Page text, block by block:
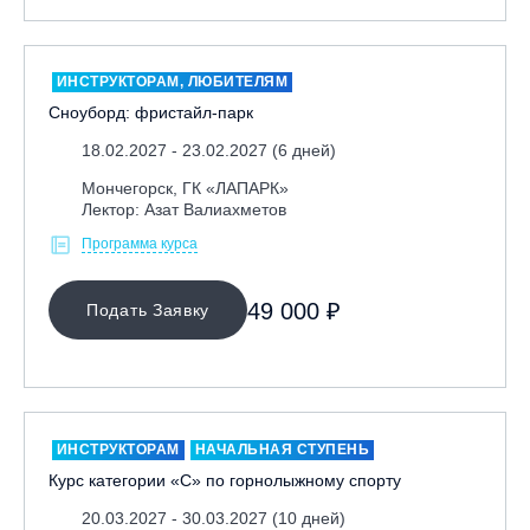
Москва, Парк «Ходынское поле»
Москва, Скалодром "Атмосфера"
Московская обл., ВГК «Лисья Гора»
Московская обл., ГК Леонида Тягачёва
Московская обл., п. Чулково, ГК «Гая Северина»
Московская обл., Сергиев Посад, вейк парк Boardberry
Новосибирск, ГЛК «Горский»
Пермский край., ГЛЦ «Губаха»
Пермь, ГК «Жебреи»
Приморский край, ГЛК «Медвежья Долина»
ИНСТРУКТОРАМ, ЛЮБИТЕЛЯМ
Сноуборд: фристайл-парк
18.02.2027 - 23.02.2027 (6 дней)
Мончегорск, ГК «ЛАПАРК»
Лектор: Азат Валиахметов
Программа курса
Подать Заявку 49 000 ₽
ИНСТРУКТОРАМ НАЧАЛЬНАЯ СТУПЕНЬ
Курс категории «С» по горнолыжному спорту
20.03.2027 - 30.03.2027 (10 дней)